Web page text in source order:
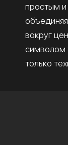
простым
вокруг
символом
только